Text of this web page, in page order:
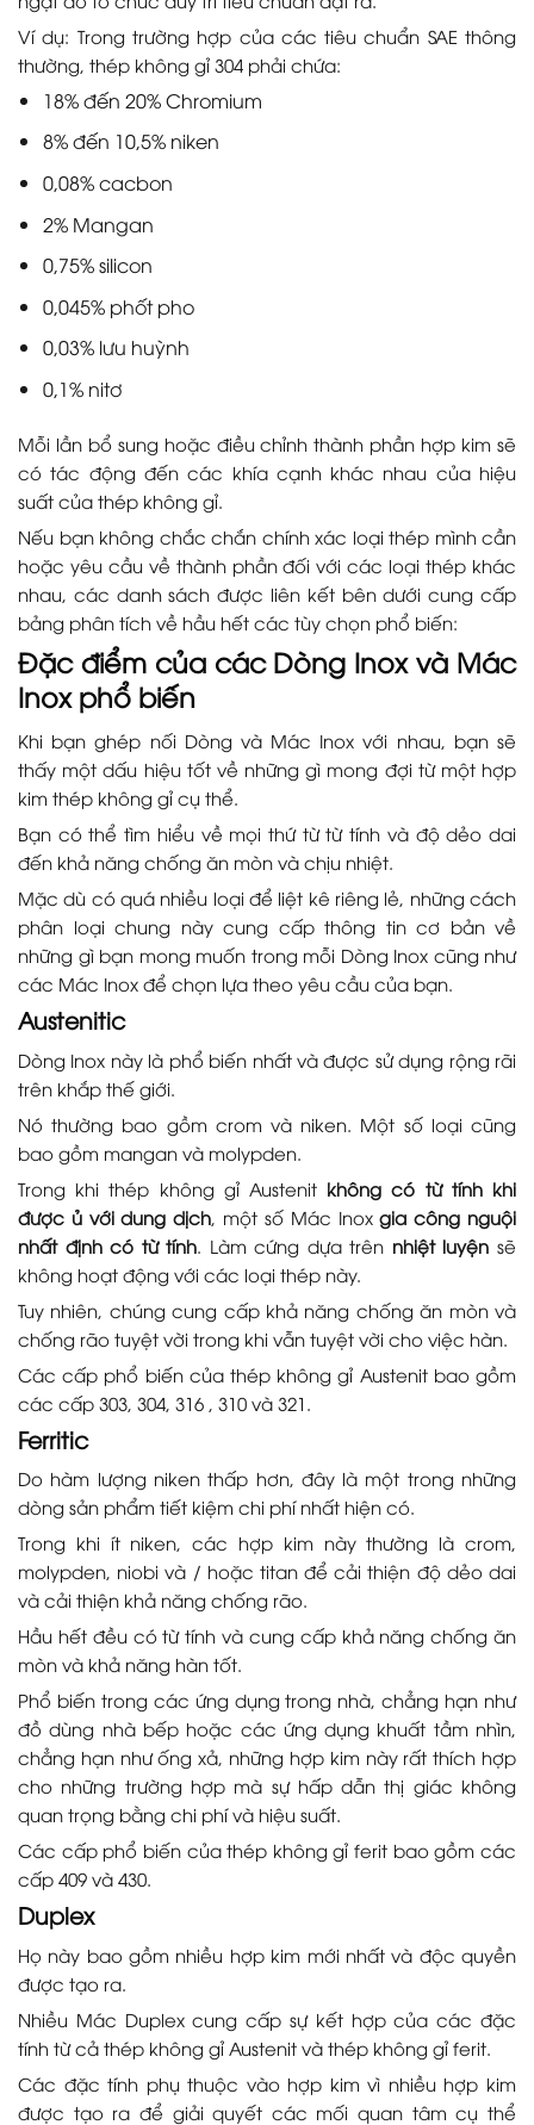
Ví dụ: Trong trường hợp của các tiêu chuẩn SAE thông
thường, thép không gỉ 304 phải chứa:
18% đến 20% Chromium
8% đến 10,5% niken
0,08% cacbon
2% Mangan
0,75% silicon
0,045% phốt pho
0,03% lưu huỳnh
0,1% nitơ
Mỗi lần bổ sung hoặc điều chỉnh thành phần hợp kim sẽ
có tác động đến các khía cạnh khác nhau của hiệu
suất của thép không gỉ.
Nếu bạn không chắc chắn chính xác loại thép mình cần
hoặc yêu cầu về thành phần đối với các loại thép khác
nhau, các danh sách được liên kết bên dưới cung cấp
bảng phân tích về hầu hết các tùy chọn phổ biến:
Đặc điểm của các Dòng Inox và Mác
Inox phổ biến
Khi bạn ghép nối Dòng và Mác Inox với nhau, bạn sẽ
thấy một dấu hiệu tốt về những gì mong đợi từ một hợp
kim thép không gỉ cụ thể.
Bạn có thể tìm hiểu về mọi thứ từ từ tính và độ dẻo dai
đến khả năng chống ăn mòn và chịu nhiệt.
Mặc dù có quá nhiều loại để liệt kê riêng lẻ, những cách
phân loại chung này cung cấp thông tin cơ bản về
những gì bạn mong muốn trong mỗi Dòng Inox cũng như
các Mác Inox để chọn lựa theo yêu cầu của bạn.
Austenitic
Dòng Inox này là phổ biến nhất và được sử dụng rộng rãi
trên khắp thế giới.
Nó thường bao gồm crom và niken. Một số loại cũng
bao gồm mangan và molypden.
Trong khi thép không gỉ Austenit không có từ tính khi
được ủ với dung dịch , một số Mác Inoxgia công nguội
nhất định có từ tính . Làm cứng dựa trên nhiệt luyện sẽ
không hoạt động với các loại thép này.
Tuy nhiên, chúng cung cấp khả năng chống ăn mòn và
chống rão tuyệt vời trong khi vẫn tuyệt vời cho việc hàn.
Các cấp phổ biến của thép không gỉ Austenit bao gồm
các cấp 303, 304, 316 , 310 và 321.
Ferritic
Do hàm lượng niken thấp hơn, đây là một trong những
dòng sản phẩm tiết kiệm chi phí nhất hiện có.
Trong khi ít niken, các hợp kim này thường là crom,
molypden, niobi và / hoặc titan để cải thiện độ dẻo dai
và cải thiện khả năng chống rão.
Hầu hết đều có từ tính và cung cấp khả năng chống ăn
mòn và khả năng hàn tốt.
Phổ biến trong các ứng dụng trong nhà, chẳng hạn như
đồ dùng nhà bếp hoặc các ứng dụng khuất tầm nhìn,
chẳng hạn như ống xả, những hợp kim này rất thích hợp
cho những trường hợp mà sự hấp dẫn thị giác không
quan trọng bằng chi phí và hiệu suất.
Các cấp phổ biến của thép không gỉ ferit bao gồm các
cấp 409 và 430.
Duplex
Họ này bao gồm nhiều hợp kim mới nhất và độc quyền
được tạo ra.
Nhiều Mác Duplex cung cấp sự kết hợp của các đặc
tính từ cả thép không gỉ Austenit và thép không gỉ ferit.
Các đặc tính phụ thuộc vào hợp kim vì nhiều hợp kim
được tạo ra để giải quyết các mối quan tâm cụ thể